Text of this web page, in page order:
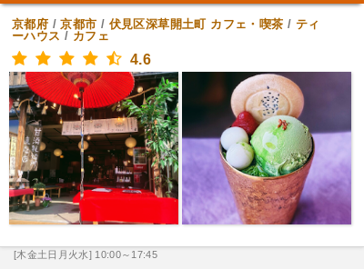
京都府 /京都市 / 伏見区深草開土町 カフェ・喫茶 / ティ
ーハウス / カフェ
4.6
[木金土日月火水] 10:00～17:45